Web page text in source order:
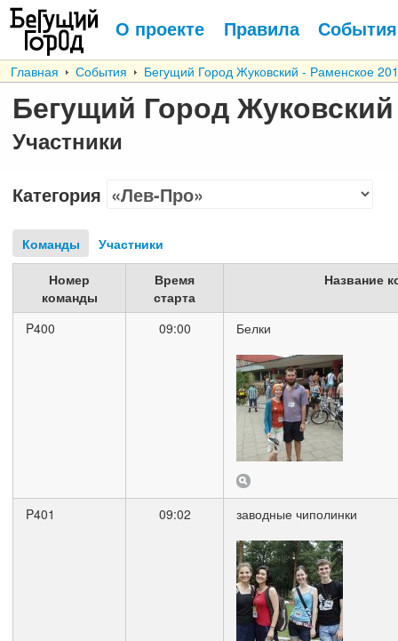
О проекте Правила События
Главная События Бегущий Город Жуковский - Раменское
Бегущий Город
Участники
Категория
Команды Участники
Номер
команды
Время
старта
Название
P400 09:00 Белки
P401 09:02 заводные чиполинки